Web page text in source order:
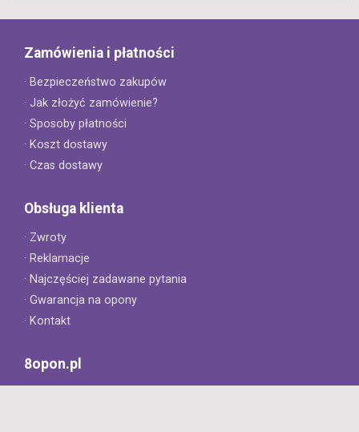
Zamówienia i płatności
· Bezpieczeństwo zakupów
· Jak złożyć zamówienie?
· Sposoby płatności
· Koszt dostawy
· Czas dostawy
Obsługa klienta
· Zwroty
· Reklamacje
· Najczęściej zadawane pytania
· Gwarancja na opony
· Kontakt
8opon.pl